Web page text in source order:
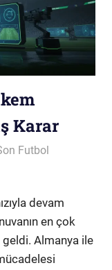
Karar
Futbol
devam
en çok
geldi. Almanya ile